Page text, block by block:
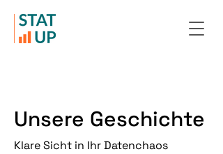
Unsere Geschichte
Klare Sicht in Ihr Datenchaos